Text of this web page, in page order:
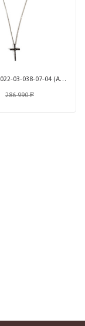
Колье 06-P0022-03-038-07-04 (Au 585)
286 990 ₽